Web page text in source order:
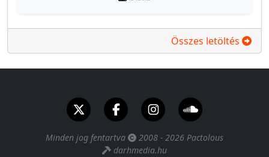
Összes letöltés
Minden jog fentartva
2008 - 2026 Pactolous
darhmedia.hu